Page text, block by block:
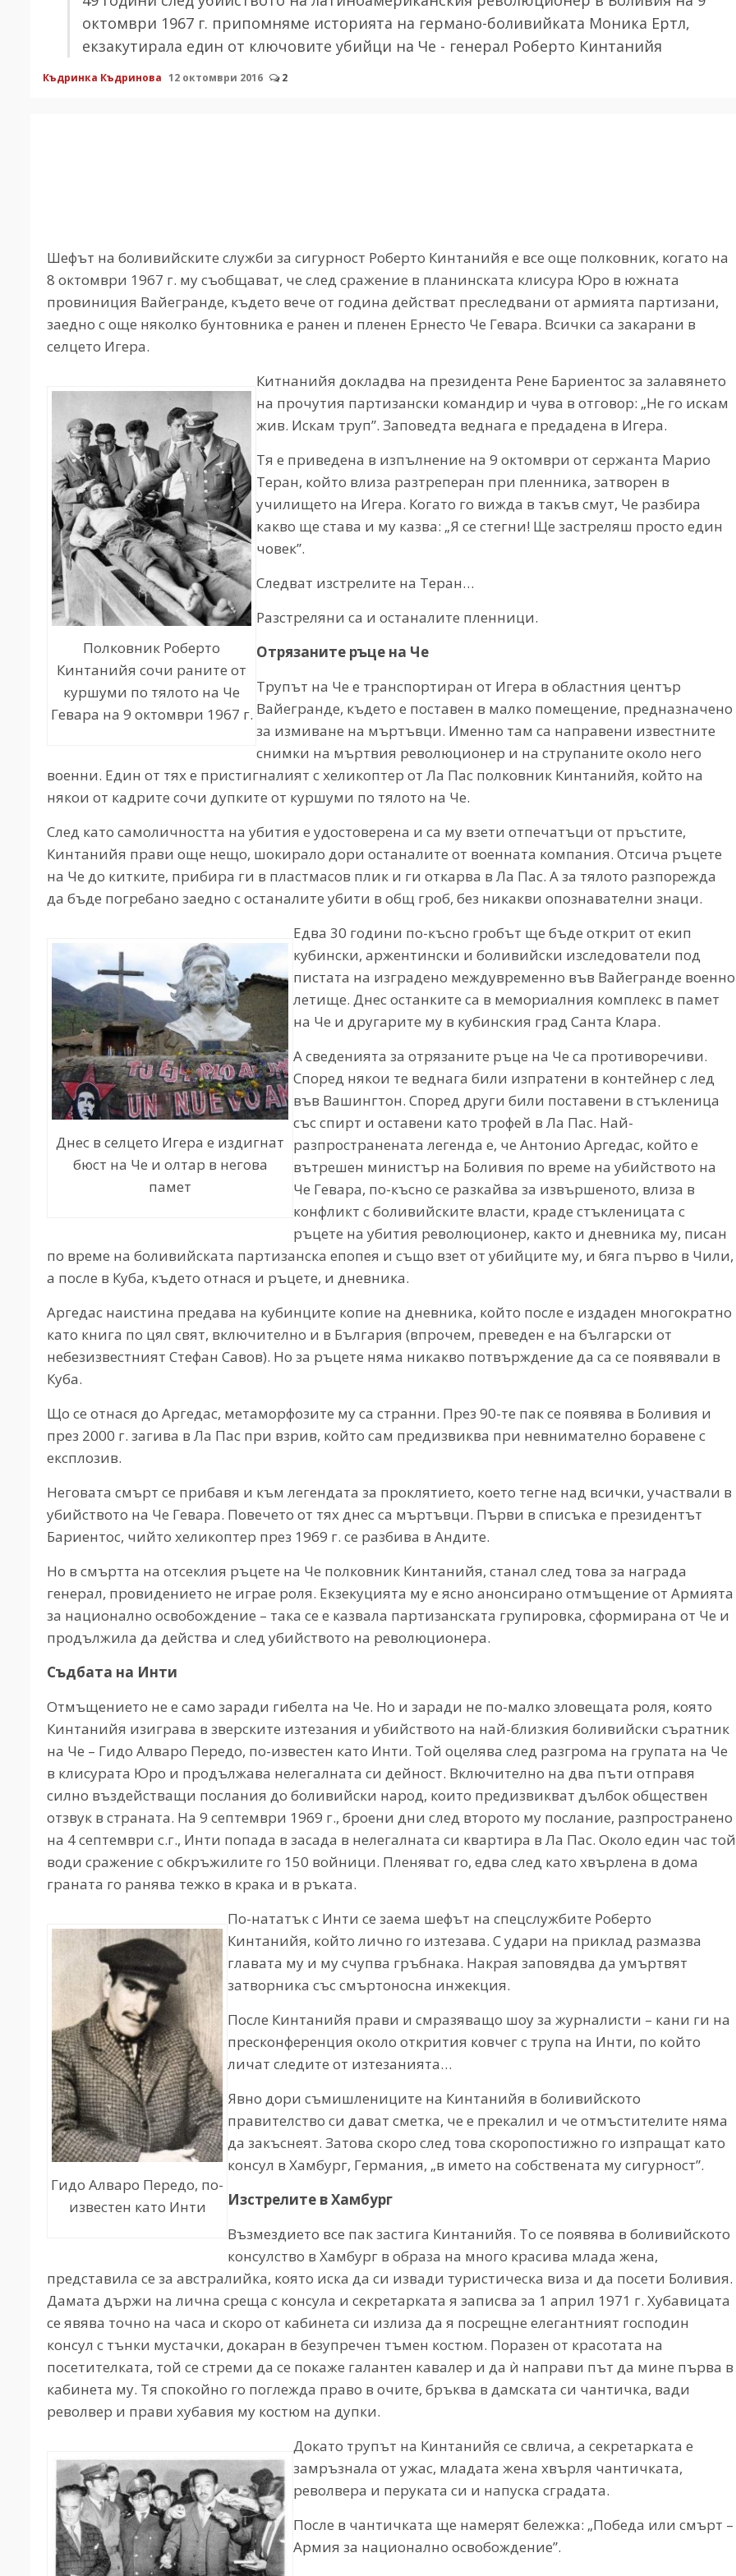
октомври 1967 г. припомняме историята на германо-боливийката Моника Ертл,
екзакутирала един от ключовите убийци на Че - генерал Роберто Кинтанийя
Къдринка Къдринова 12 октомври 2016 2
Шефът на боливийските служби за сигурност Роберто Кинтанийя е все още полковник, когато на
8 октомври 1967 г. му съобщават, че след сражение в планинската клисура Юро в южната
провиниция Вайегранде, където вече от година действат преследвани от армията партизани,
заедно с още няколко бунтовника е ранен и пленен Ернесто Че Гевара. Всички са закарани в
селцето Игера.
Полковник Роберто
Кинтанийя сочи раните от
куршуми по тялото на Че
Гевара на 9 октомври 1967 г.
Китнанийя докладва на президента Рене Бариентос за залавянето
на прочутия партизански командир и чува в отговор: „Не го искам
жив. Искам труп”. Заповедта веднага е предадена в Игера.
Тя е приведена в изпълнение на 9 октомври от сержанта Марио
Теран, който влиза разтреперан при пленника, затворен в
училището на Игера. Когато го вижда в такъв смут, Че разбира
какво ще става и му казва: „Я се стегни! Ще застреляш просто един
човек”.
Следват изстрелите на Теран…
Разстреляни са и останалите пленници.
Отрязаните ръце на Че
Трупът на Че е транспортиран от Игера в областния център
Вайегранде, където е поставен в малко помещение, предназначено
за измиване на мъртъвци. Именно там са направени известните
снимки на мъртвия революционер и на струпаните около него
военни. Един от тях е пристигналият с хеликоптер от Ла Пас полковник Кинтанийя, който на
някои от кадрите сочи дупките от куршуми по тялото на Че.
След като самоличността на убития е удостоверена и са му взети отпечатъци от пръстите,
Кинтанийя прави още нещо, шокирало дори останалите от военната компания. Отсича ръцете
на Че до китките, прибира ги в пластмасов плик и ги откарва в Ла Пас. А за тялото разпорежда
да бъде погребано заедно с останалите убити в общ гроб, без никакви опознавателни знаци.
Днес в селцето Игера е издигнат
бюст на Че и олтар в негова
памет
Едва 30 години по-късно гробът ще бъде открит от екип
кубински, аржентински и боливийски изследователи под
пистата на изградено междувременно във Вайегранде военно
летище. Днес останките са в мемориалния комплекс в памет
на Че и другарите му в кубинския град Санта Клара.
А сведенията за отрязаните ръце на Че са противоречиви.
Според някои те веднага били изпратени в контейнер с лед
във Вашингтон. Според други били поставени в стъкленица
със спирт и оставени като трофей в Ла Пас. Най-
разпространената легенда е, че Антонио Аргедас, който е
вътрешен министър на Боливия по време на убийството на
Че Гевара, по-късно се разкайва за извършеното, влиза в
конфликт с боливийските власти, краде стъкленицата с
ръцете на убития революционер, както и дневника му, писан
по време на боливийската партизанска епопея и също взет от убийците му, и бяга първо в Чили,
а после в Куба, където отнася и ръцете, и дневника.
Аргедас наистина предава на кубинците копие на дневника, който после е издаден многократно
като книга по цял свят, включително и в България (впрочем, преведен е на български от
небезизвестният Стефан Савов). Но за ръцете няма никакво потвърждение да са се появявали в
Куба.
Що се отнася до Аргедас, метаморфозите му са странни. През 90-те пак се появява в Боливия и
през 2000 г. загива в Ла Пас при взрив, който сам предизвиква при невнимателно боравене с
експлозив.
Неговата смърт се прибавя и към легендата за проклятието, което тегне над всички, участвали в
убийството на Че Гевара. Повечето от тях днес са мъртъвци. Първи в списъка е президентът
Бариентос, чийто хеликоптер през 1969 г. се разбива в Андите.
Но в смъртта на отсеклия ръцете на Че полковник Кинтанийя, станал след това за награда
генерал, провидението не играе роля. Екзекуцията му е ясно анонсирано отмъщение от Армията
за национално освобождение – така се е казвала партизанската групировка, сформирана от Че и
продължила да действа и след убийството на революционера.
Съдбата на Инти
Отмъщението не е само заради гибелта на Че. Но и заради не по-малко зловещата роля, която
Кинтанийя изиграва в зверските изтезания и убийството на най-близкия боливийски съратник
на Че – Гидо Алваро Передо, по-известен като Инти. Той оцелява след разгрома на групата на Че
в клисурата Юро и продължава нелегалната си дейност. Включително на два пъти отправя
силно въздействащи послания до боливийски народ, които предизвикват дълбок обществен
отзвук в страната. На 9 септември 1969 г., броени дни след второто му послание, разпространено
на 4 септември с.г., Инти попада в засада в нелегалната си квартира в Ла Пас. Около един час той
води сражение с обкръжилите го 150 войници. Пленяват го, едва след като хвърлена в дома
граната го ранява тежко в крака и в ръката.
Гидо Алваро Передо, по-
известен като Инти
По-нататък с Инти се заема шефът на спецслужбите Роберто
Кинтанийя, който лично го изтезава. С удари на приклад размазва
главата му и му счупва гръбнака. Накрая заповядва да умъртвят
затворника със смъртоносна инжекция.
После Кинтанийя прави и смразяващо шоу за журналисти – кани ги на
пресконференция около открития ковчег с трупа на Инти, по който
личат следите от изтезанията…
Явно дори съмишлениците на Кинтанийя в боливийското
правителство си дават сметка, че е прекалил и че отмъстителите няма
да закъснеят. Затова скоро след това скоропостижно го изпращат като
консул в Хамбург, Германия, „в името на собствената му сигурност”.
Изстрелите в Хамбург
Възмездието все пак застига Кинтанийя. То се появява в боливийското
консулство в Хамбург в образа на много красива млада жена,
представила се за австралийка, която иска да си извади туристическа виза и да посети Боливия.
Дамата държи на лична среща с консула и секретарката я записва за 1 април 1971 г. Хубавицата
се явява точно на часа и скоро от кабинета си излиза да я посрещне елегантният господин
консул с тънки мустачки, докаран в безупречен тъмен костюм. Поразен от красотата на
посетителката, той се стреми да се покаже галантен кавалер и да ѝ направи път да мине първа в
кабинета му. Тя спокойно го поглежда право в очите, бръква в дамската си чантичка, вади
револвер и прави хубавия му костюм на дупки.
Докато трупът на Кинтанийя се свлича, а секретарката е
замръзнала от ужас, младата жена хвърля чантичката,
револвера и перуката си и напуска сградата.
После в чантичката ще намерят бележка: „Победа или смърт –
Армия за национално освобождение”.